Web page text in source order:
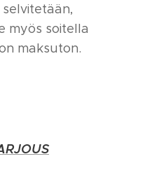
myös soitella
maksuton.